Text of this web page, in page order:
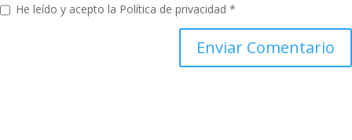
He leído y acepto la Política de privacidad *